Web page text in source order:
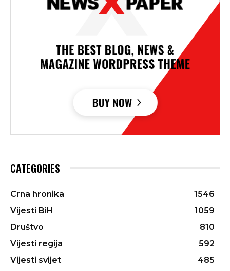
CATEGORIES
Crna hronika
1546
Vijesti BiH
1059
Društvo
810
Vijesti regija
592
Vijesti svijet
485